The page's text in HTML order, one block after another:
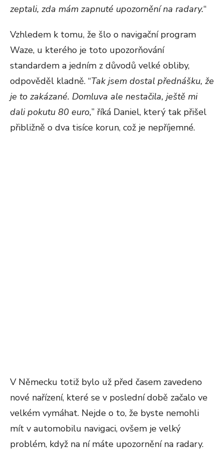
zeptali, zda mám zapnuté upozornění na radary.“
Vzhledem k tomu, že šlo o navigační program
Waze, u kterého je toto upozorňování
standardem a jedním z důvodů velké obliby,
odpověděl kladně. “Tak jsem dostal přednášku, že
je to zakázané. Domluva ale nestačila, ještě mi
dali pokutu 80 euro,” říká Daniel, který tak přišel
přibližně o dva tisíce korun, což je nepříjemné.
V Německu totiž bylo už před časem zavedeno
nové nařízení, které se v poslední době začalo ve
velkém vymáhat. Nejde o to, že byste nemohli
mít v automobilu navigaci, ovšem je velký
problém, když na ní máte upozornění na radary.